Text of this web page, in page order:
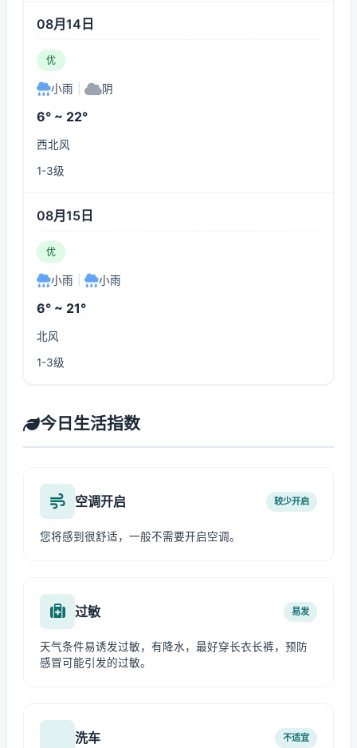
08月14日
优
小雨 阴
6° ~ 22°
西北风
1-3级
08月15日
优
小雨 小雨
6° ~ 21°
北风
1-3级
今日生活指数
空调开启 较少开启
您将感到很舒适，一般不需要开启空调。
过敏 易发
天气条件易诱发过敏，有降水，最好穿长衣长裤，预防
感冒可能引发的过敏。
洗车 不适宜